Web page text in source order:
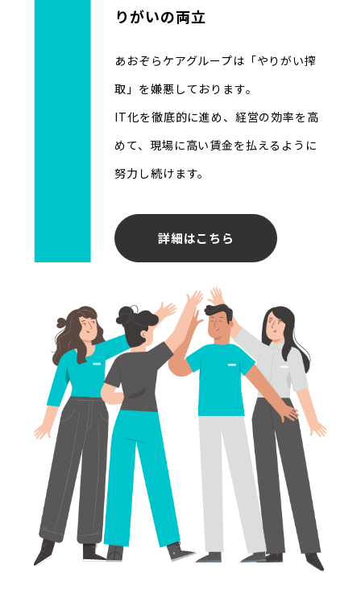
りがいの両立
あおぞらケアグループは「やりがい搾
取」を嫌悪しております。
IT化を徹底的に進め、経営の効率を高
めて、現場に高い賃金を払えるように
努力し続けます。
詳細はこちら